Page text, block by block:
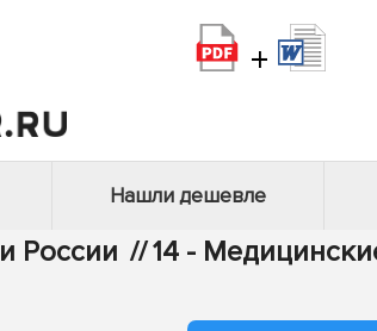
+
Нашли дешевле
России //14 -